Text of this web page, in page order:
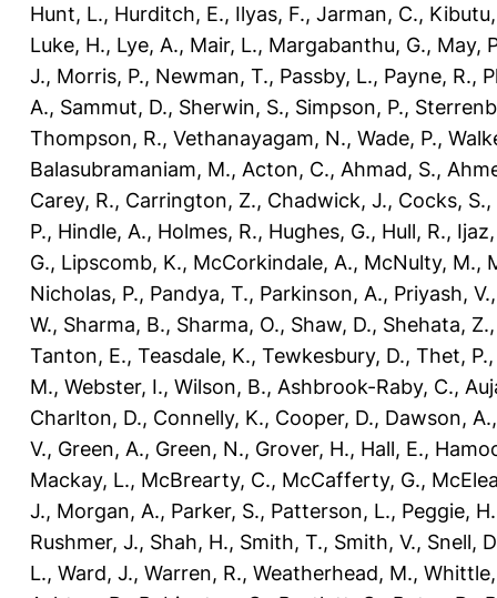
Hunt, L., Hurditch, E., Ilyas, F., Jarman, C.,
Luke, H., Lye, A., Mair, L., Margabanthu, G., May,
J., Morris, P., Newman, T., Passby, L., Payne, R.,
A., Sammut, D., Sherwin, S., Simpson, P.,
Thompson, R., Vethanayagam, N., Wade, P.,
Balasubramaniam, M., Acton, C., Ahmad, S.,
Carey, R., Carrington, Z., Chadwick, J., Cocks, S.,
P., Hindle, A., Holmes, R., Hughes, G., Hull, R.,
G., Lipscomb, K., McCorkindale, A., McNulty, M.,
Nicholas, P., Pandya, T., Parkinson, A., Priyash, V.
W., Sharma, B., Sharma, O., Shaw, D., Shehata, Z.
Tanton, E., Teasdale, K., Tewkesbury, D., Thet, P.
M., Webster, I., Wilson, B., Ashbrook-Raby, C.,
Charlton, D., Connelly, K., Cooper, D., Dawson, A.
V., Green, A., Green, N., Grover, H., Hall, E.,
Mackay, L., McBrearty, C., McCafferty, G.,
J., Morgan, A., Parker, S., Patterson, L., Peggie, H.
Rushmer, J., Shah, H., Smith, T., Smith, V., Snell,
L., Ward, J., Warren, R., Weatherhead, M.,